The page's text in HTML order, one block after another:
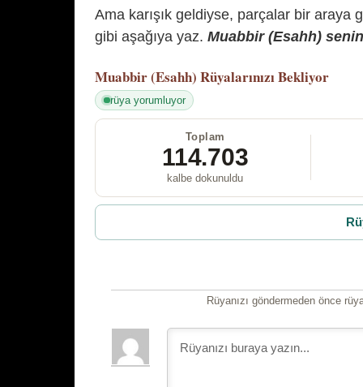
Ama karışık geldiyse, parçalar bir araya
gibi aşağıya yaz. Muabbir (Esahh)
Muabbir (Esahh) Rüyalarınızı Bekliyor
rüya yorumluyor
Toplam
114.703
kalbe dokunuldu
Rüyanızı göndermeden önce